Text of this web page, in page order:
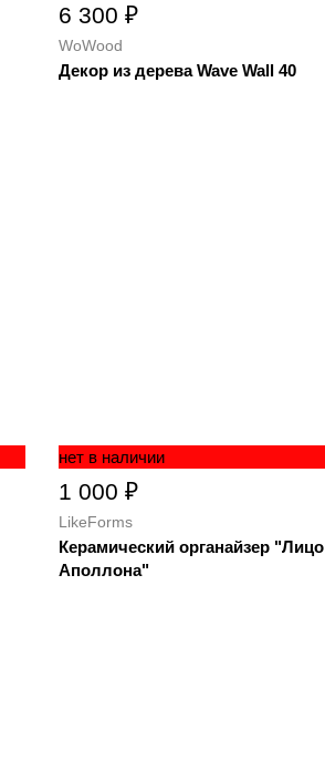
6 300 ₽
WoWood
Декор из дерева Wave Wall 40
нет в наличии
1 000 ₽
LikeForms
Керамический органайзер "Лицо
Аполлона"